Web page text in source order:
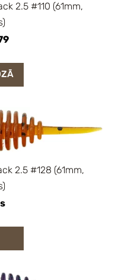
2.5 #110 (61mm,
2.5 #128 (61mm,